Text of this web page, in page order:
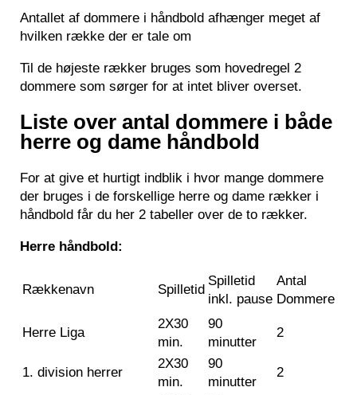
Antallet af dommere i håndbold afhænger meget af
hvilken række der er tale om
Til de højeste rækker bruges som hovedregel 2
dommere som sørger for at intet bliver overset.
Liste over antal dommere i både
herre og dame håndbold
For at give et hurtigt indblik i hvor mange dommere
der bruges i de forskellige herre og dame rækker i
håndbold får du her 2 tabeller over de to rækker.
Herre håndbold:
Rækkenavn Spilletid
Spilletid
inkl. pause
Antal
Dommere
Herre Liga
2X30
min.
90
minutter
2
1. division herrer
2X30
min.
90
minutter
2